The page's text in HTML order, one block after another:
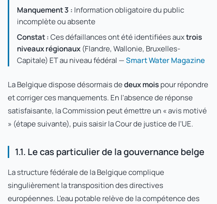
Manquement 3 : Information obligatoire du public
incomplète ou absente
Constat :Ces défaillances ont été identifiées auxtrois
niveaux régionaux (Flandre, Wallonie, Bruxelles-
Capitale) ET au niveau fédéral —Smart Water Magazine
La Belgique dispose désormais dedeux moispour répondre
et corriger ces manquements. En l'absence de réponse
satisfaisante, la Commission peut émettre un « avis motivé
» (étape suivante), puis saisir la Cour de justice de l'UE.
1.1. Le cas particulier de la gouvernance belge
La structure fédérale de la Belgique complique
singulièrement la transposition des directives
européennes. L'eau potable relève de la compétence des